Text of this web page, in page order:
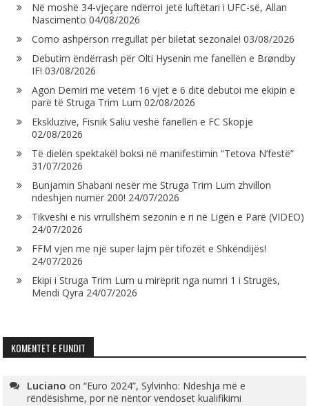
Në moshë 34-vjeçare ndërroi jetë luftëtari i UFC-së, Allan
Nascimento 04/08/2026
Como ashpërson rregullat për biletat sezonale! 03/08/2026
Debutim ëndërrash për Olti Hysenin me fanellën e Brøndby
IF! 03/08/2026
Agon Demiri me vetëm 16 vjet e 6 ditë debutoi me ekipin e
parë të Struga Trim Lum 02/08/2026
Ekskluzive, Fisnik Saliu veshë fanellën e FC Skopje
02/08/2026
Të dielën spektakël boksi në manifestimin “Tetova N’festë”
31/07/2026
Bunjamin Shabani nesër me Struga Trim Lum zhvillon
ndeshjen numër 200! 24/07/2026
Tikveshi e nis vrrullshëm sezonin e ri në Ligën e Parë (VIDEO)
24/07/2026
FFM vjen me një super lajm për tifozët e Shkëndijës!
24/07/2026
Ekipi i Struga Trim Lum u mirëprit nga numri 1 i Strugës,
Mendi Qyra 24/07/2026
KOMENTET E FUNDIT
Luciano on“Euro 2024”, Sylvinho: Ndeshja më e
rëndësishme, por në nëntor vendoset kualifikimi